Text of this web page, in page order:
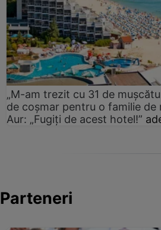
„M-am trezit cu 31 de
de coșmar pentru o familie de
Aur: „Fugiți de acest hotel!”
Parteneri